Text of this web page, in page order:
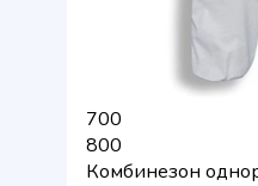
700
800
Комбинезон